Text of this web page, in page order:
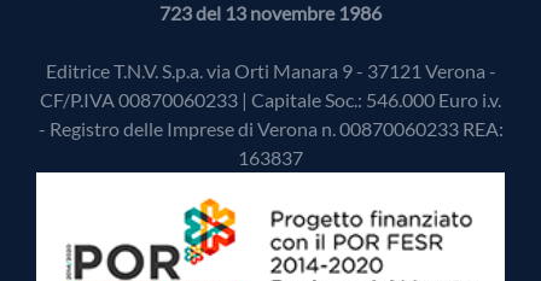
723 del 13 novembre 1986
Editrice T.N.V. S.p.a. via Orti Manara 9 - 37121 Verona -
CF/P.IVA 00870060233 | Capitale Soc.: 546.000 Euro i.v.
- Registro delle Imprese di Verona n. 00870060233 REA:
163837